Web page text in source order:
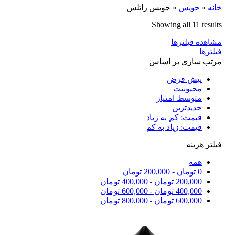
خانه » جویس‌ » جویس راتلس
Showing all 11 results
مشاهده فیلترها
فیلترها
مرتب سازی بر اساس
پیش فرض
محبوبیت
متوسط امتیاز
جدیدترین
قیمت: کم به زیاد
قیمت: زیاد به کم
فیلتر هزینه
همه
0 تومان -
200,000 تومان
200,000 تومان -
400,000 تومان
400,000 تومان -
600,000 تومان
600,000 تومان -
800,000 تومان